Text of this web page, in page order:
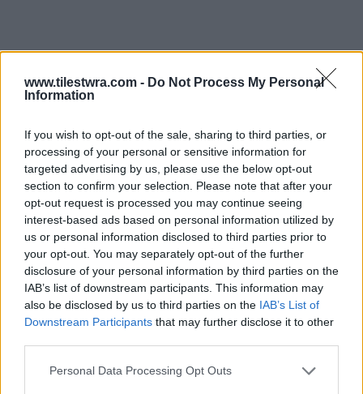
www.tilestwra.com - Do Not Process My Personal
Information
If you wish to opt-out of the sale, sharing to third parties, or
processing of your personal or sensitive information for
targeted advertising by us, please use the below opt-out
section to confirm your selection. Please note that after your
opt-out request is processed you may continue seeing
interest-based ads based on personal information utilized by
us or personal information disclosed to third parties prior to
your opt-out. You may separately opt-out of the further
disclosure of your personal information by third parties on the
IAB’s list of downstream participants. This information may
also be disclosed by us to third parties on the IAB’s List of
Downstream Participants that may further disclose it to other
Personal Data Processing Opt Outs
Απογευματινό:200 γραμμ. γιαούρτι χαμηλών
λιπαρών 1 κουταλάκι μέλι
Βραδινό:200 γραμμ. γιαούρτι χαμηλών